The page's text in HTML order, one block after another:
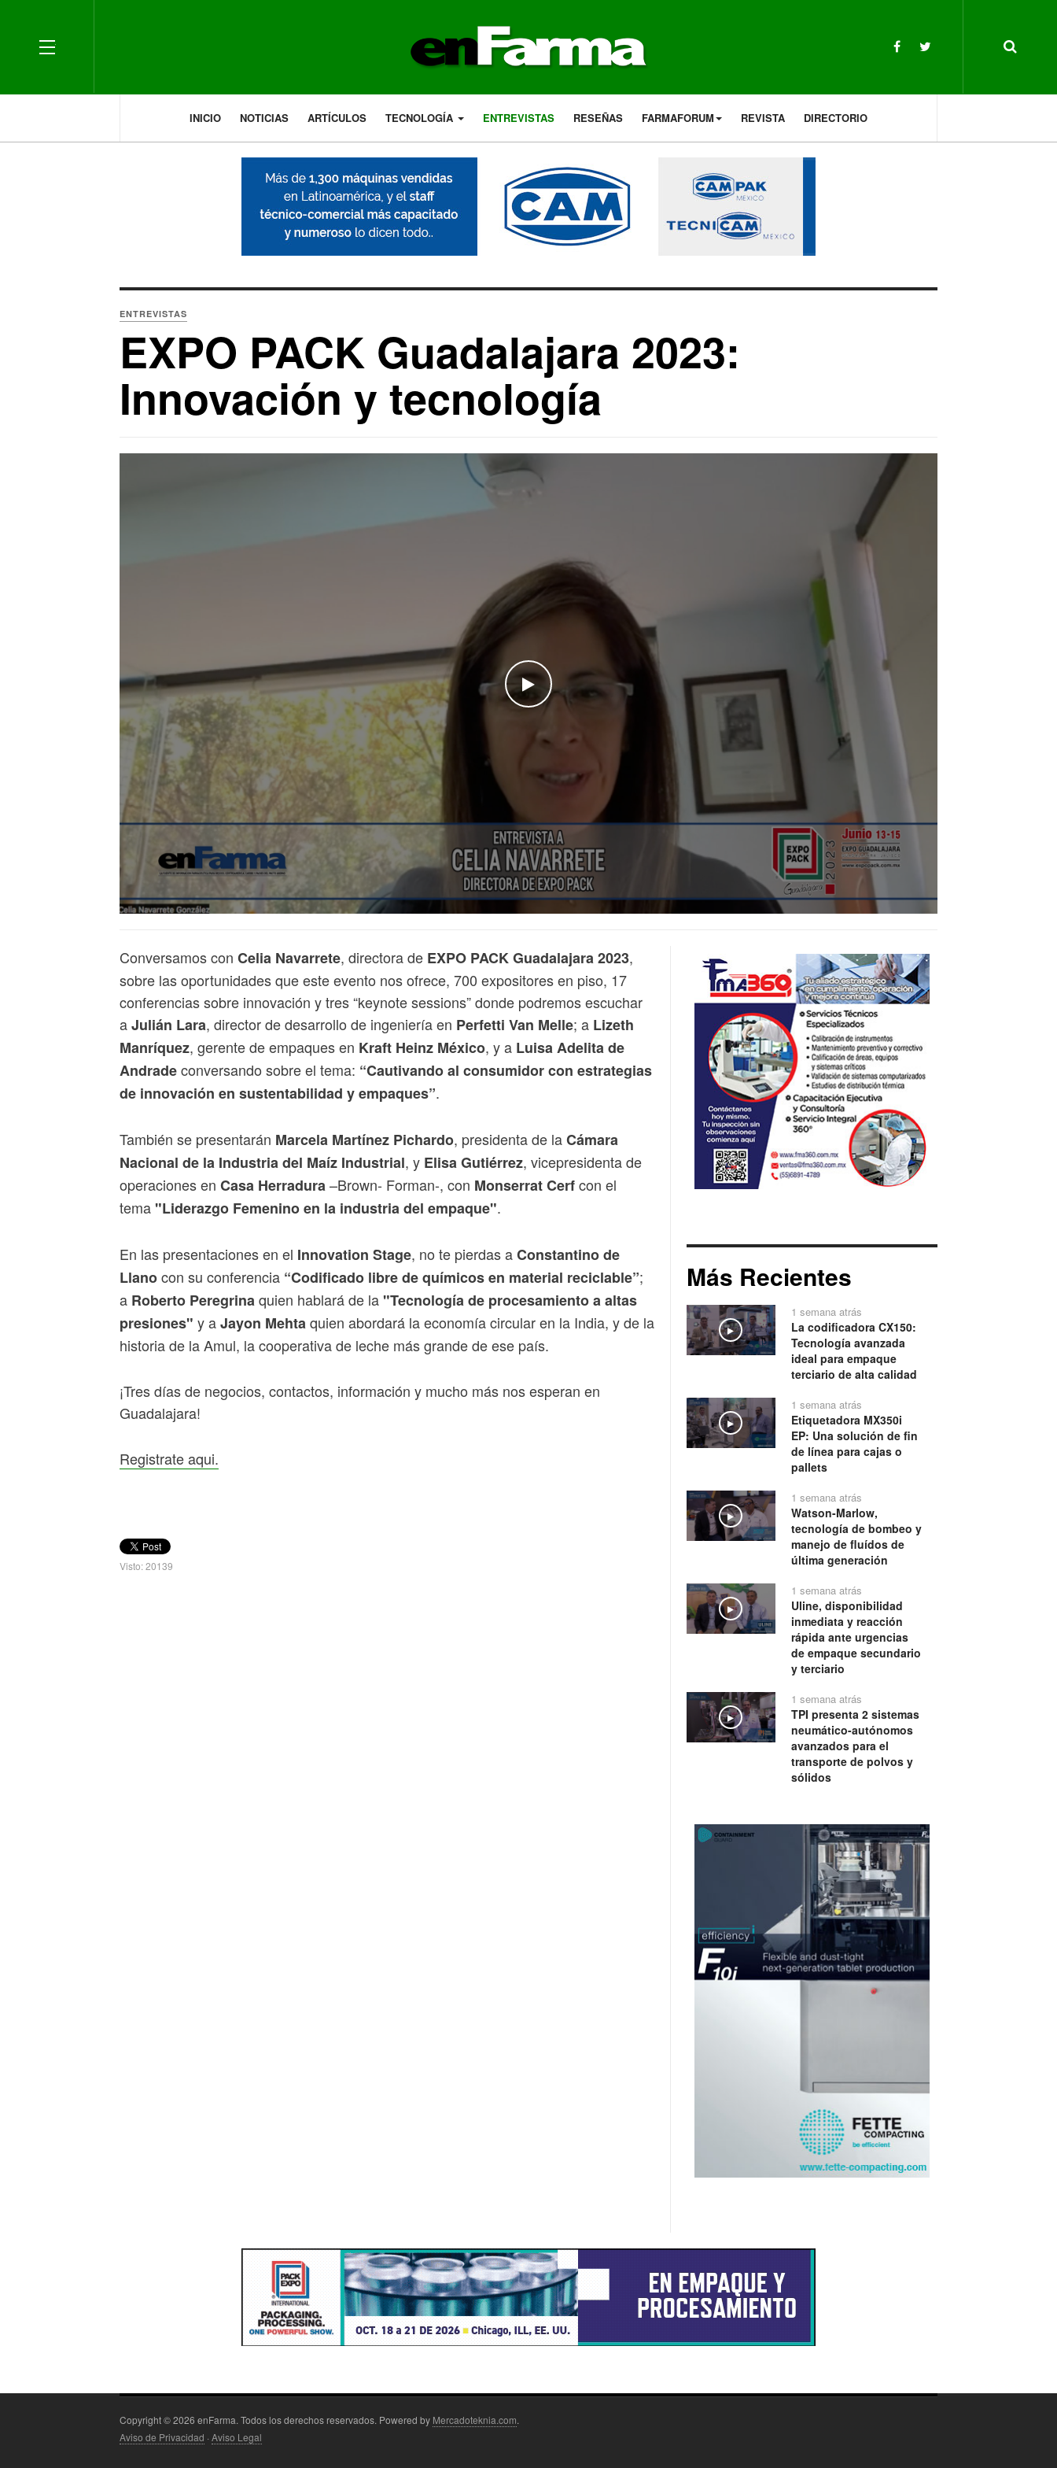
OFF CANVAS
INICIO NOTICIAS ARTÍCULOS TECNOLOGÍA ENTREVISTAS RESEÑAS FARMAFORUM REVISTA DIRECTORIO
ENTREVISTAS
EXPO PACK Guadalajara 2023:
Innovación y tecnología
WATCH THE VIDEO
Conversamos con Celia Navarrete, directora de EXPO PACK Guadalajara 2023,
sobre las oportunidades que este evento nos ofrece, 700 expositores en piso, 17
conferencias sobre innovación y tres “keynote sessions” donde podremos escuchar
aJulián Lara, director de desarrollo de ingeniería en Perfetti Van Melle; a Lizeth
Manríquez, gerente de empaques en Kraft Heinz México, y a Luisa Adelita de
Andradeconversando sobre el tema: “Cautivando al consumidor con estrategias
de innovación en sustentabilidad y empaques”.
También se presentarán Marcela Martínez Pichardo, presidenta de laCámara
Nacional de la Industria del Maíz Industrial, y Elisa Gutiérrez, vicepresidenta de
operaciones en Casa Herradura–Brown- Forman-, con Monserrat Cerfcon el
tema "Liderazgo Femenino en la industria del empaque".
En las presentaciones en el Innovation Stage, no te pierdas aConstantino de
Llanocon su conferencia “Codificado libre de químicos en material reciclable”;
a Roberto Peregrinaquien hablará de la "Tecnología de procesamiento a altas
presiones" y aJayon Mehtaquien abordará la economía circular en la India, y de la
historia de la Amul, la cooperativa de leche más grande de ese país.
¡Tres días de negocios, contactos, información y mucho más nos esperan en
Guadalajara!
Registrate aqui.
Visto: 20139
Más Recientes
Play
1 semana atrás
La codificadora CX150:
Tecnología avanzada
ideal para empaque
terciario de alta calidad
Play
1 semana atrás
Etiquetadora MX350i
EP: Una solución de fin
de línea para cajas o
pallets
Play
1 semana atrás
Watson-Marlow,
tecnología de bombeo y
manejo de fluídos de
última generación
Play
1 semana atrás
Uline, disponibilidad
inmediata y reacción
rápida ante urgencias
de empaque secundario
y terciario
Play
1 semana atrás
TPI presenta 2 sistemas
neumático-autónomos
avanzados para el
transporte de polvos y
sólidos
Copyright © 2026 enFarma. Todos los derechos reservados. Powered by Mercadoteknia.com.
Aviso de Privacidad · Aviso Legal